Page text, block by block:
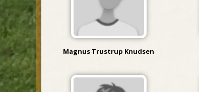
Magnus Trustrup Knudsen